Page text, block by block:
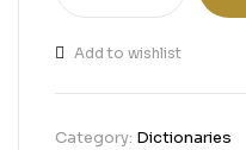
Add to wishlist
Category: Dictionaries